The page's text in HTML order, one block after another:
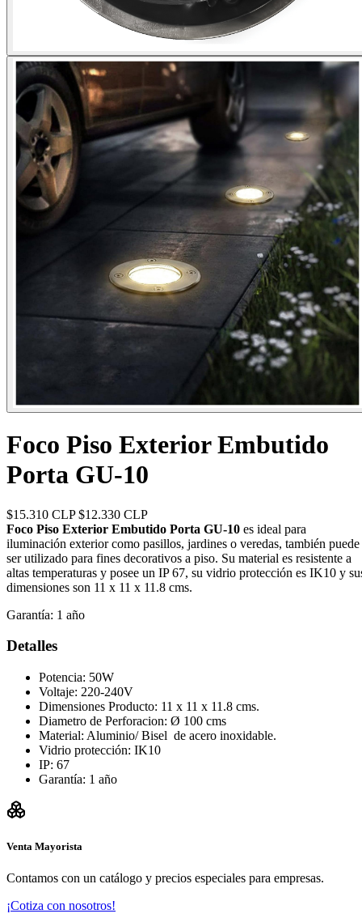
Foco Piso Exterior Embutido
Porta GU-10
$15.310 CLP $12.330 CLP
Foco Piso Exterior Embutido Porta GU-10 es ideal para
iluminación exterior como pasillos, jardines o veredas, también puede
ser utilizado para fines decorativos a piso. Su material es resistente a
altas temperaturas y posee un IP 67, su vidrio protección es IK10 y
dimensiones son 11 x 11 x 11.8 cms.
Garantía: 1 año
Detalles
Potencia: 50W
Voltaje: 220-240V
Dimensiones Producto: 11 x 11 x 11.8 cms.
Diametro de Perforacion: Ø 100 cms
Material: Aluminio/ Bisel de acero inoxidable.
Vidrio protección: IK10
IP: 67
Garantía: 1 año
Venta Mayorista
Contamos con un catálogo y precios especiales para empresas.
¡Cotiza con nosotros!